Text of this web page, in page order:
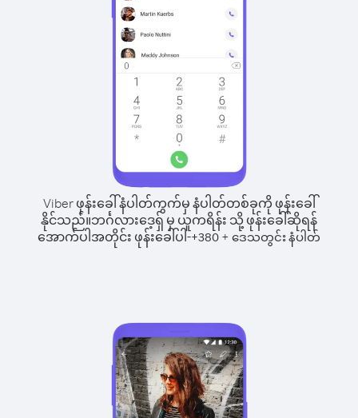
Viber ဖုန်းခေါ်နံပါတ်ကွက်မှ နံပါတ်တစ်ခုကို ဖုန်းခေါ်
နိုင်သည်။ဘင်္ဂလားဒေ့ရှ် မှ ယူကရိန်း သို့ ဖုန်းခေါ်ဆိုရန်
အောက်ပါအတိုင်း ဖုန်းခေါ်ပါ-+380 + ဒေသတွင်း နံပါတ်